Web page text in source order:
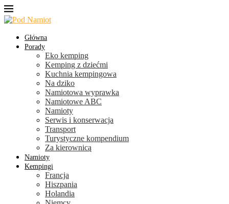
Główna
Porady
Eko kemping
Kemping z dziećmi
Kuchnia kempingowa
Na dziko
Namiotowa wyprawka
Namiotowe ABC
Namioty
Serwis i konserwacja
Transport
Turystyczne kompendium
Za kierownicą
Namioty
Kempingi
Francja
Hiszpania
Holandia